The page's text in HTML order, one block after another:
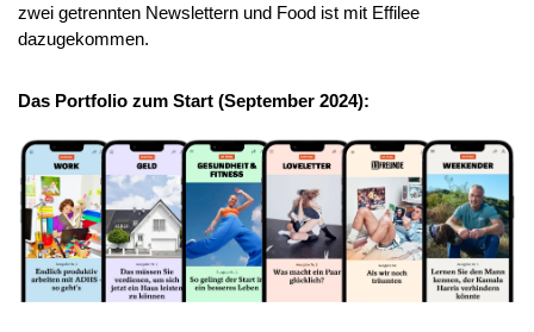
zwei getrennten Newslettern und Food ist mit Effilee
dazugekommen.
Das Portfolio zum Start (September 2024):